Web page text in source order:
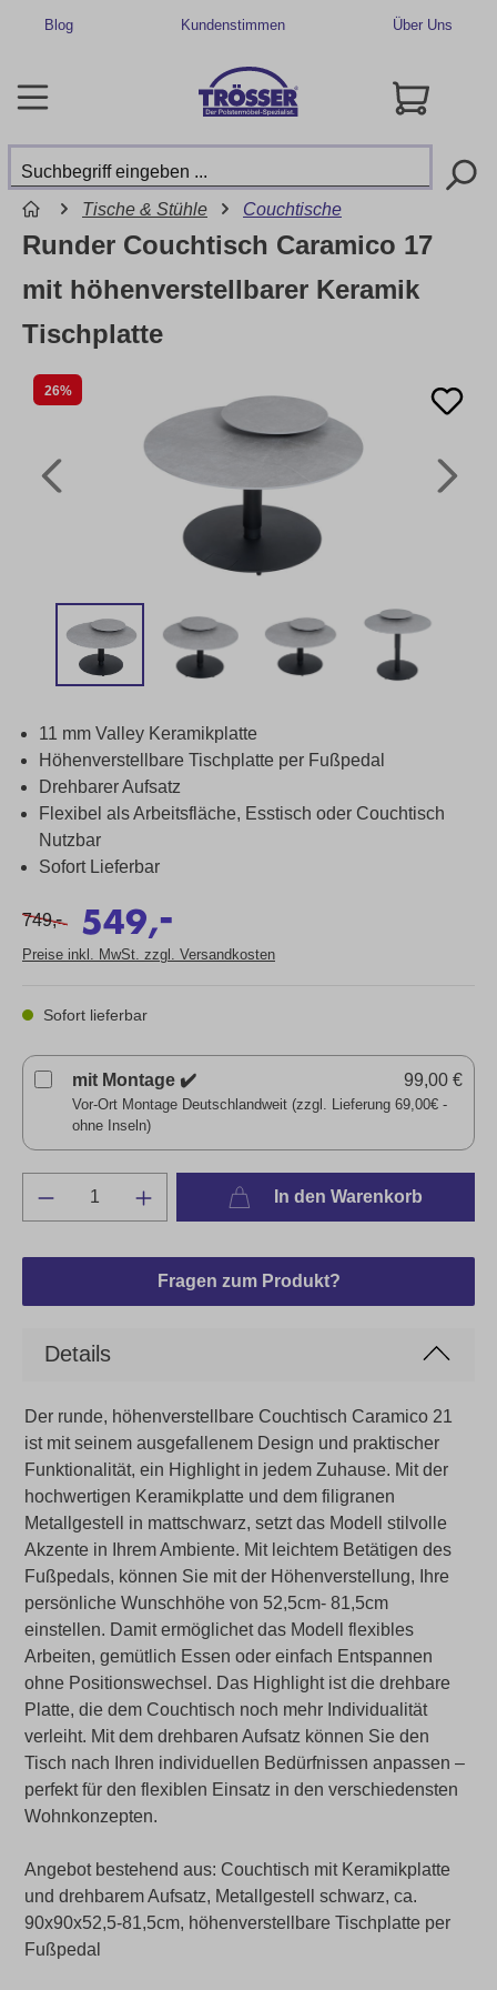
Blog Kundenstimmen Über Uns
Tische & Stühle Couchtische
26%
Runder Couchtisch Caramico 17
mit höhenverstellbarer Keramik
Tischplatte
11 mm Valley Keramikplatte
Höhenverstellbare Tischplatte per Fußpedal
Drehbarer Aufsatz
Flexibel als Arbeitsfläche, Esstisch oder Couchtisch
Nutzbar
Sofort Lieferbar
749,- 549,
-
Preise inkl. MwSt. zzgl. Versandkosten
Sofort lieferbar
mit Montage ✔️
Vor-Ort Montage Deutschlandweit (zzgl. Lieferung 69,00€ -
ohne Inseln)
99,00 €
In den Warenkorb
Fragen zum Produkt?
Details
Der runde, höhenverstellbare Couchtisch Caramico 21
ist mit seinem ausgefallenem Design und praktischer
Funktionalität, ein Highlight in jedem Zuhause. Mit der
hochwertigen Keramikplatte und dem filigranen
Metallgestell in mattschwarz, setzt das Modell stilvolle
Akzente in Ihrem Ambiente. Mit leichtem Betätigen des
Fußpedals, können Sie mit der Höhenverstellung, Ihre
persönliche Wunschhöhe von 52,5cm- 81,5cm
einstellen. Damit ermöglichet das Modell flexibles
Arbeiten, gemütlich Essen oder einfach Entspannen
ohne Positionswechsel. Das Highlight ist die drehbare
Platte, die dem Couchtisch noch mehr Individualität
verleiht. Mit dem drehbaren Aufsatz können Sie den
Tisch nach Ihren individuellen Bedürfnissen anpassen –
perfekt für den flexiblen Einsatz in den verschiedensten
Wohnkonzepten.
Angebot bestehend aus: Couchtisch mit Keramikplatte
und drehbarem Aufsatz, Metallgestell schwarz, ca.
90x90x52,5-81,5cm, höhenverstellbare Tischplatte per
Fußpedal